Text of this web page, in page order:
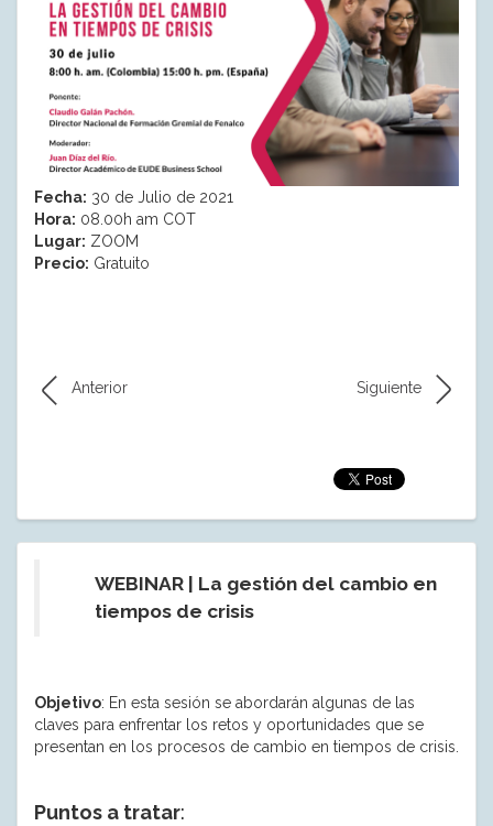
Fecha: 30 de Julio de 2021
Hora: 08.00h am COT
Lugar: ZOOM
Precio: Gratuito
Anterior Siguiente
WEBINAR | La gestión del cambio en
tiempos de crisis
Objetivo: En esta sesión se abordarán algunas de las
claves para enfrentar los retos y oportunidades que se
presentan en los procesos de cambio en tiempos de crisis.
Puntos a tratar: